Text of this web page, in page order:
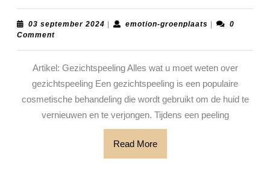
en
03 september 2024 03
| emotion-groenplaatsemotion-
|
0
Comment
Artikel: Gezichtspeeling Alles wat u moet weten over
gezichtspeeling Een gezichtspeeling is een populaire
cosmetische behandeling die wordt gebruikt om de huid te
vernieuwen en te verjongen. Tijdens een peeling
Read MoreRead
More